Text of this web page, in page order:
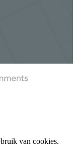
van cookies.